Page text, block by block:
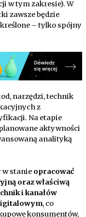
w tym zakresie). W
zawsze będzie
– tylko spójny
narzędzi, technik
z
Na etapie
aktywności
analityką
w stanie opracować
oraz właściwą
i kanałów
, co
konsumentów,